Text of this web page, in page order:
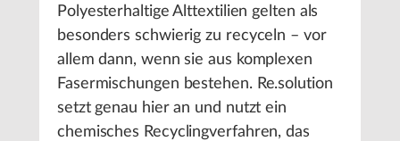
Polyesterhaltige Alttextilien gelten als
besonders schwierig zu recyceln – vor
allem dann, wenn sie aus komplexen
Fasermischungen bestehen. Re.solution
setzt genau hier an und nutzt ein
chemisches Recyclingverfahren, das